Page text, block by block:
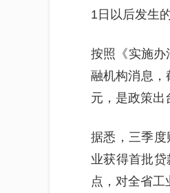
1日以后发生
按照《实施办
融机构消息，
元，是政策出
据悉，三季
业获得首批
点，对全省工